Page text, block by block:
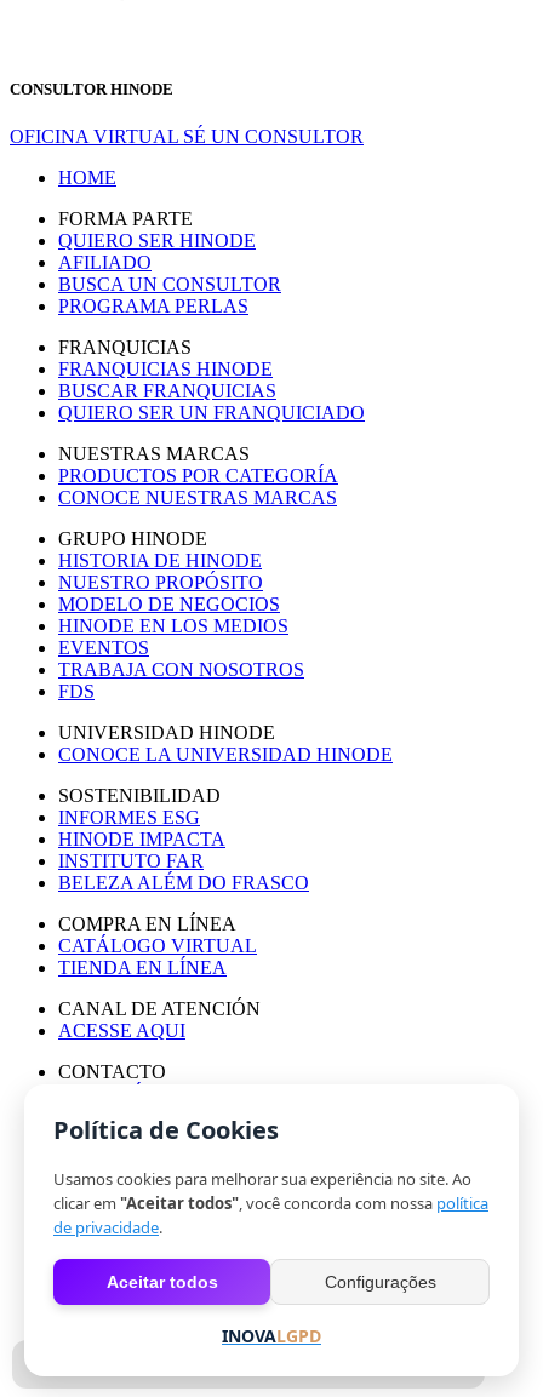
CONSULTOR HINODE
OFICINA VIRTUAL SÉ UN CONSULTOR
HOME
FORMA PARTE
QUIERO SER HINODE
AFILIADO
BUSCA UN CONSULTOR
PROGRAMA PERLAS
FRANQUICIAS
FRANQUICIAS HINODE
BUSCAR FRANQUICIAS
QUIERO SER UN FRANQUICIADO
NUESTRAS MARCAS
PRODUCTOS POR CATEGORÍA
CONOCE NUESTRAS MARCAS
GRUPO HINODE
HISTORIA DE HINODE
NUESTRO PROPÓSITO
MODELO DE NEGOCIOS
HINODE EN LOS MEDIOS
EVENTOS
TRABAJA CON NOSOTROS
FDS
UNIVERSIDAD HINODE
CONOCE LA UNIVERSIDAD HINODE
SOSTENIBILIDAD
INFORMES ESG
HINODE IMPACTA
INSTITUTO FAR
BELEZA ALÉM DO FRASCO
COMPRA EN LÍNEA
CATÁLOGO VIRTUAL
TIENDA EN LÍNEA
CANAL DE ATENCIÓN
ACESSE AQUI
CONTACTO
© HINODE GROUP 2024
|
CÓDIGO DE ÉTICA
|
POLÍTICA DE PRIVACIDAD
|
Política de Cookies
Usamos cookies para melhorar sua experiência no site. Ao
clicar em "Aceitar todos", você concorda com nossa política
de privacidade.
Aceitar todos Configurações
INOVALGPD